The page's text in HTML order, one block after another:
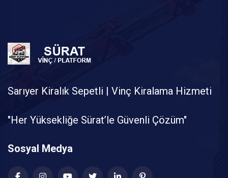
Sarıyer Kiralık Sepetli | Vinç Kiralama Hizmeti
"Her Yüksekliğe Sürat’le Güvenli Çözüm"
Sosyal Medya